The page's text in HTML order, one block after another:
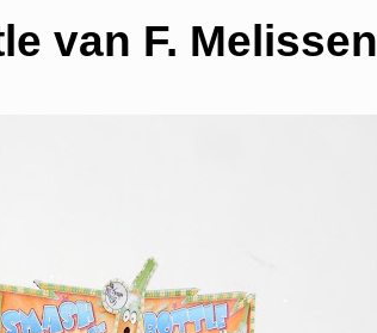
van F. Melissen